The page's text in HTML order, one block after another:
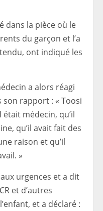
dans la pièce où le
du garçon et l’a
ont indiqué les
a alors réagi
rapport : « Toosi
était médecin, qu’il
qu’il avait fait des
raison et qu’il
»
urgences et a dit
et d’autres
et a déclaré :